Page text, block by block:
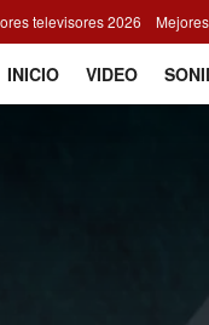
televisores 2026
INICIO VIDEO